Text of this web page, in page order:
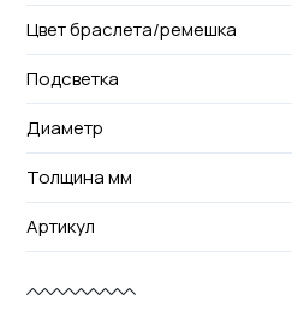
Цвет браслета/ремешка
Подсветка
Диаметр
Толщина мм
Артикул